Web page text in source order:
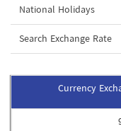
National Holidays
Search Exchange Rate
Currency